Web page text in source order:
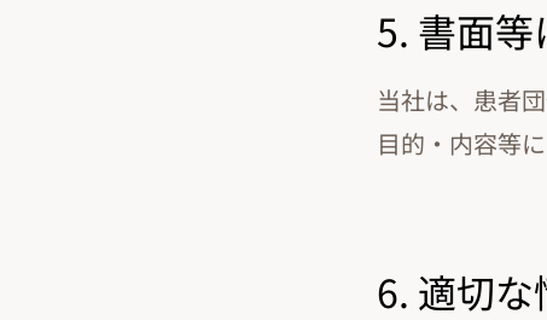
5. 書面
当社は、患者
目的・内容等
6. 適切